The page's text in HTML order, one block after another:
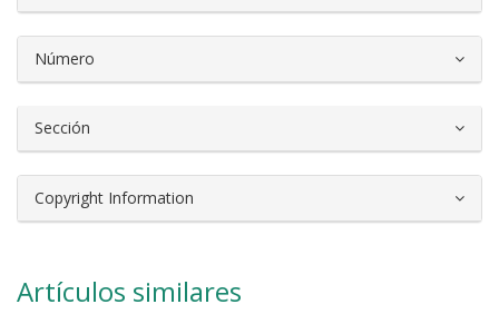
Número
Sección
Copyright Information
Artículos similares